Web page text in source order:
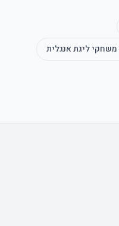
משחקיליגת אנגלית